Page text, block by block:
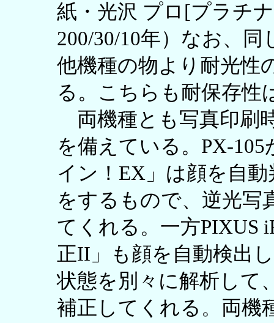
紙・光沢 プロ[プラチ
200/30/10年）なお、同
他機種の物より耐光性
る。こちらも耐保存性
両機種とも写真印刷
を備えている。PX-
イン！EX」は顔を自
をするもので、逆光写
てくれる。一方PIXUS
正II」も顔を自動検出
状態を別々に解析して
補正してくれる。両機